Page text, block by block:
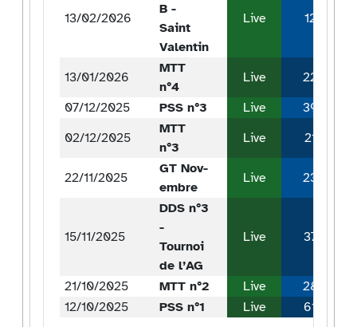
13/02/2026
B -
Saint
Valentin
Live 12
13/01/2026
MTT
n°4
Live
22
07/12/2025
PSS n°3 Live
39
02/12/2025
MTT
n°3
Live 21
22/11/2025
GT Nov-
embre
Live 23
15/11/2025
DDS n°3
-
Tournoi
de l’AG
Live 37
21/10/2025 MTT n°2 Live
28
12/10/2025
PSS n°1 Live 61